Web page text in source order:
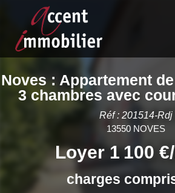
Noves : Appartement
3 chambres avec
Réf : 201514-Rdj
13550 NOVES
Loyer 1 100
charges